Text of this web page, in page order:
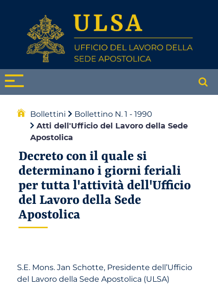
Bollettini
Bollettino N. 1 - 1990
Atti dell'Ufficio del Lavoro della Sede
Apostolica
Decreto con il quale si
determinano i giorni feriali
per tutta l'attività dell'Ufficio
del Lavoro della Sede
Apostolica
S.E. Mons. Jan Schotte, Presidente dell’Ufficio
del Lavoro della Sede Apostolica (ULSA)